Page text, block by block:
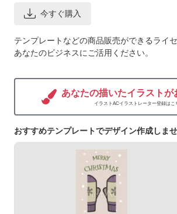
今すぐ購入
テンプレートなどの商品販売ができるライセ
あなたのビジネスにご活用ください。
あなたの描いたイラストが
イラストACイラストレーター登録はこ
おすすめテンプレートでデザイン作成しま